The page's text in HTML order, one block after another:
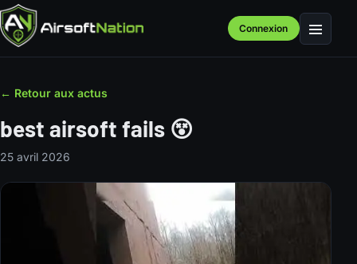
Connexion Menu
← Retour aux actus
best airsoft fails 😵
25 avril 2026